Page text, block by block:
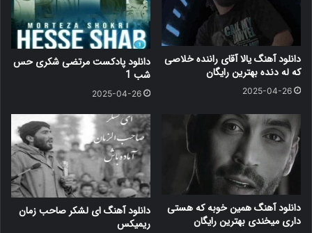
دانلود آهنگ یالا آقای راننده خلاصی
که له دنده بهترین رایگان
2025-04-26
دانلود پادکست مرتضی شکری حس
شب 1
2025-04-26
دانلود آهنگ همین خوبه که هستی
داری میخندی بهترین رایگان
دانلود آهنگ ای لشکر صاحب زمان
ریمیکس